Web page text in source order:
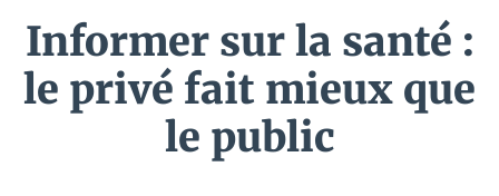
Informer sur la santé :
le privé fait mieux que
le public